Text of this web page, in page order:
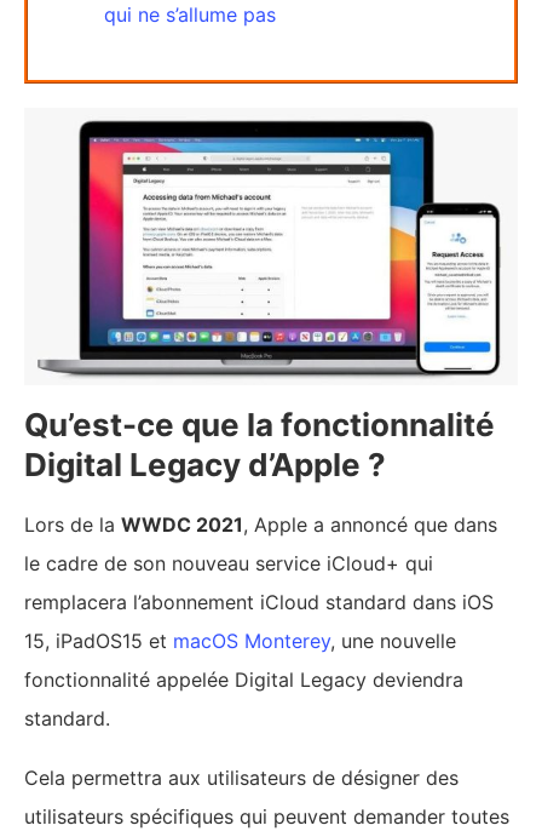
qui ne s’allume pas
Qu’est-ce que la fonctionnalité
Digital Legacy d’Apple ?
Lors de la WWDC 2021, Apple a annoncé que dans
le cadre de son nouveau service iCloud+ qui
remplacera l’abonnement iCloud standard dans iOS
15, iPadOS15 et macOS Monterey, une nouvelle
fonctionnalité appelée Digital Legacy deviendra
standard.
Cela permettra aux utilisateurs de désigner des
utilisateurs spécifiques qui peuvent demander toutes